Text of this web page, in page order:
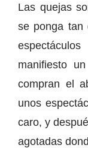
Las quejas
se ponga tan
manifiesto
compran el
unos
caro, y
agotadas